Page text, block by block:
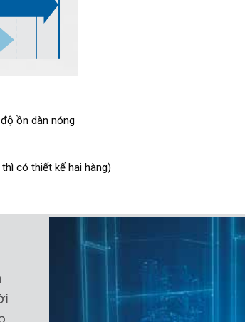
ồn dàn nóng
có thiết kế hai hàng)